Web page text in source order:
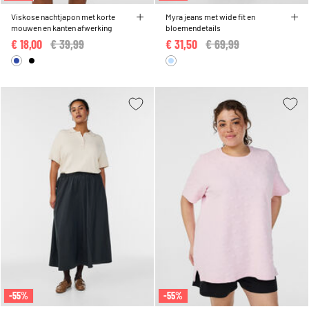
Viskose nachtjapon met korte
mouwen en kanten afwerking
Price reduced from
€ 39,99
€ 18,00
Myra jeans met wide fit en
bloemendetails
Price reduced from
€ 69,99
€ 31,50
-55% -55%